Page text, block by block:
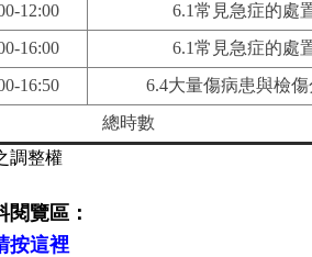
12:00
6.1常見急症的處
16:00
6.1常見急症的處
16:50
6.4大量傷病患與檢
總時數
調整權
閱覽區：
按這裡